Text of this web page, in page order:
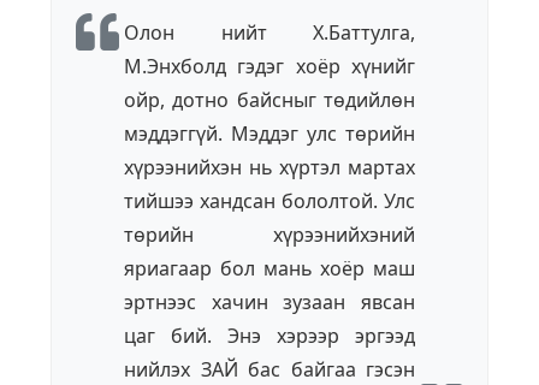
Олон нийт Х.Баттулга,
М.Энхболд гэдэг хоёр хүнийг
ойр, дотно байсныг төдийлөн
мэддэггүй. Мэддэг улс төрийн
хүрээнийхэн нь хүртэл мартах
тийшээ хандсан бололтой. Улс
төрийн хүрээнийхэний
яриагаар бол мань хоёр маш
эртнээс хачин зузаан явсан
цаг бий. Энэ хэрээр эргээд
нийлэх ЗАЙ бас байгаа гэсэн